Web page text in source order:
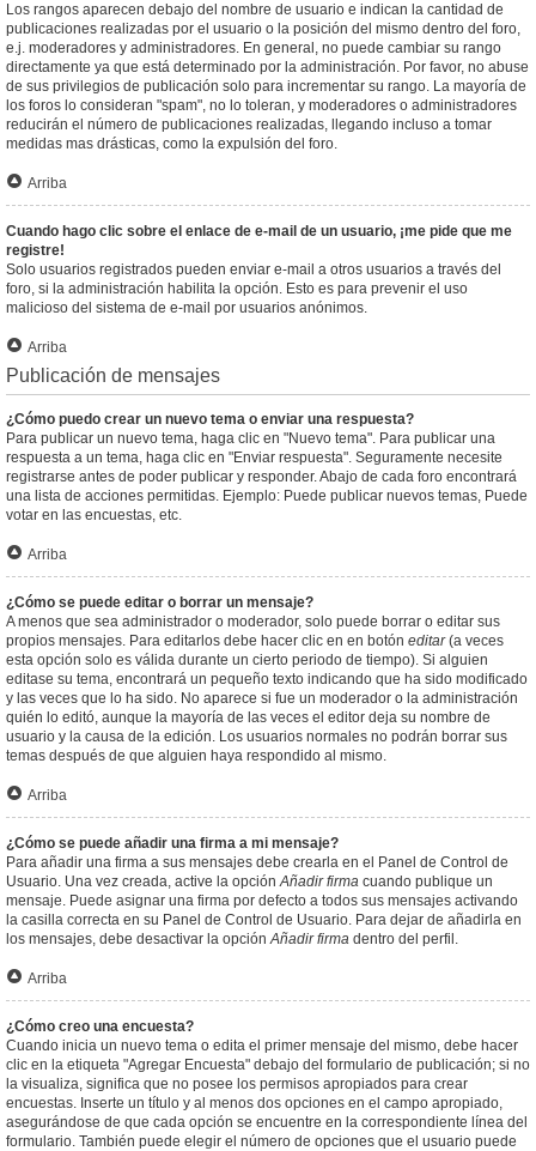
Los rangos aparecen debajo del nombre de usuario e indican la cantidad de
publicaciones realizadas por el usuario o la posición del mismo dentro del foro,
e.j. moderadores y administradores. En general, no puede cambiar su rango
directamente ya que está determinado por la administración. Por favor, no abuse
de sus privilegios de publicación solo para incrementar su rango. La mayoría de
los foros lo consideran "spam", no lo toleran, y moderadores o administradores
reducirán el número de publicaciones realizadas, llegando incluso a tomar
medidas mas drásticas, como la expulsión del foro.
Arriba
Cuando hago clic sobre el enlace de e-mail de un usuario, ¡me pide que me
registre!
Solo usuarios registrados pueden enviar e-mail a otros usuarios a través del
foro, si la administración habilita la opción. Esto es para prevenir el uso
malicioso del sistema de e-mail por usuarios anónimos.
Arriba
Publicación de mensajes
¿Cómo puedo crear un nuevo tema o enviar una respuesta?
Para publicar un nuevo tema, haga clic en "Nuevo tema". Para publicar una
respuesta a un tema, haga clic en "Enviar respuesta". Seguramente necesite
registrarse antes de poder publicar y responder. Abajo de cada foro encontrará
una lista de acciones permitidas. Ejemplo: Puede publicar nuevos temas, Puede
votar en las encuestas, etc.
Arriba
¿Cómo se puede editar o borrar un mensaje?
A menos que sea administrador o moderador, solo puede borrar o editar sus
propios mensajes. Para editarlos debe hacer clic en en botón editar(a veces
esta opción solo es válida durante un cierto periodo de tiempo). Si alguien
editase su tema, encontrará un pequeño texto indicando que ha sido modificado
y las veces que lo ha sido. No aparece si fue un moderador o la administración
quién lo editó, aunque la mayoría de las veces el editor deja su nombre de
usuario y la causa de la edición. Los usuarios normales no podrán borrar sus
temas después de que alguien haya respondido al mismo.
Arriba
¿Cómo se puede añadir una firma a mi mensaje?
Para añadir una firma a sus mensajes debe crearla en el Panel de Control de
Usuario. Una vez creada, active la opciónAñadir firma cuando publique un
mensaje. Puede asignar una firma por defecto a todos sus mensajes activando
la casilla correcta en su Panel de Control de Usuario. Para dejar de añadirla en
los mensajes, debe desactivar la opciónAñadir firma dentro del perfil.
Arriba
¿Cómo creo una encuesta?
Cuando inicia un nuevo tema o edita el primer mensaje del mismo, debe hacer
clic en la etiqueta "Agregar Encuesta" debajo del formulario de publicación; si no
la visualiza, significa que no posee los permisos apropiados para crear
encuestas. Inserte un título y al menos dos opciones en el campo apropiado,
asegurándose de que cada opción se encuentre en la correspondiente línea del
formulario. También puede elegir el número de opciones que el usuario puede